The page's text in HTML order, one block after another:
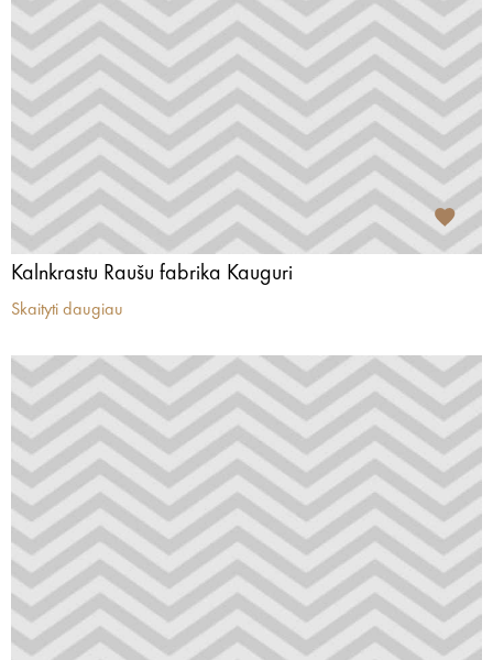
Kalnkrastu Raušu fabrika Kauguri
Skaityti daugiau